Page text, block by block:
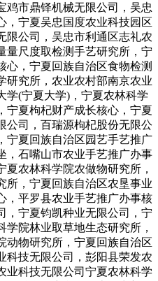
鸡市鼎铎机械无限公司，吴忠
，宁夏吴忠国度农业科技园区
限公司，吴忠市利通区志礼农
量尺度取检测手艺研究所，宁
心，宁夏回族自治区食物检测
研究所，农业农村部南京农业
学(宁夏大学)，宁夏农林科学
宁夏枸杞财产成长核心，宁夏
公司，百瑞源枸杞股份无限公
宁夏回族自治区园艺手艺推广
，石嘴山市农业手艺推广办事
农林科学院农做物研究所，
所，宁夏回族自治区农垦事业
，平罗县农业手艺推广办事核
，宁夏钧凯种业无限公司，宁
院林业取草地生态研究所，
动物研究所，宁夏回族自治区
科技无限公司，彭阳县荣发农
业科技无限公司宁夏农林科学